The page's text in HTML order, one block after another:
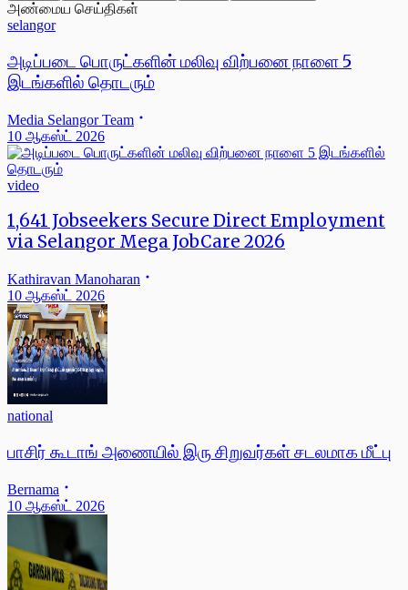
அண்மைய செய்திகள்
selangor
அடிப்படை பொருட்களின் மலிவு விற்பனை நாளை 5
இடங்களில் தொடரும்
Media Selangor Team
10 ஆகஸ்ட் 2026
video
1,641 Jobseekers Secure Direct Employment
via Selangor Mega JobCare 2026
Kathiravan Manoharan
10 ஆகஸ்ட் 2026
national
பாசிர் கூடாங் அணையில் இரு சிறுவர்கள் சடலமாக மீட்பு
Bernama
10 ஆகஸ்ட் 2026